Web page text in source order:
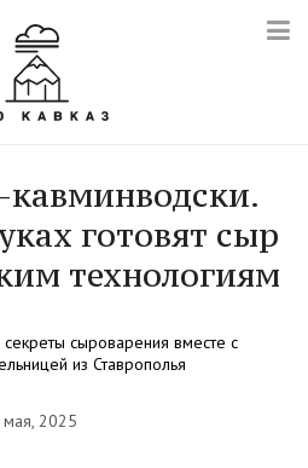
кавминводски.
готовят сыр
технологиям
сыроварения вместе с
из Ставрополья
2025